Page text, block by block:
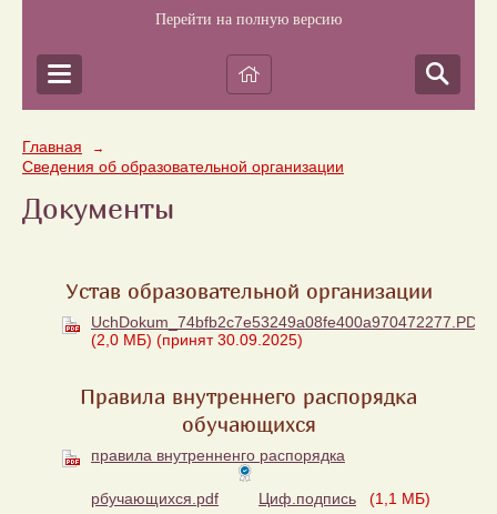
Перейти на полную версию
Главная →
Сведения об образовательной организации
Документы
Устав образовательной организации
UchDokum_74bfb2c7e53249a08fe400a970472277.PDF
(2,0 МБ) (принят 30.09.2025)
Правила внутреннего распорядка
обучающихся
правила внутренненго распорядка
рбучающихся.pdf Циф.подпись (1,1 МБ)